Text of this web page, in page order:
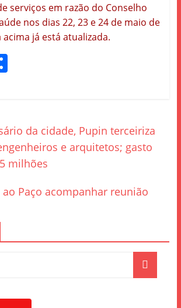
serviços em razão do Conselho
nos dias 22, 23 e 24 de maio de
acima já está atualizada.
S
da cidade, Pupin terceiriza
e arquitetos; gasto
milhões
ao Paço acompanhar reunião